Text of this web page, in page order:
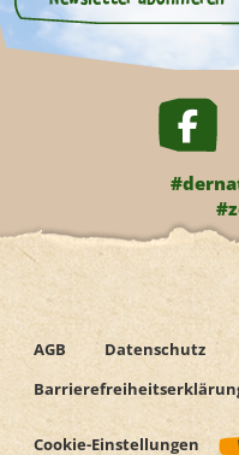
AGB Datenschutz
Cookie-Einstellungen